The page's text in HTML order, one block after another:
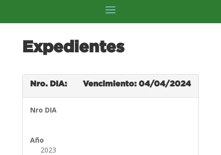
Expedientes
Nro. DIA: Vencimiento: 04/04/2024
Nro DIA
Año
2023